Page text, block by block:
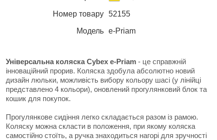
Номер товару 52155
Модель e-Priam
Універсальна коляска Cybex e-Priam - це справжній
інноваційний прорив. Коляска здобула абсолютно новий
дизайн люльки, можливість вибору кольору шасі (у лінійці
представлено 4 кольори), оновлений прогулянковий блок та
кошик для покупок.
Прогулянкове сидіння легко складається разом із рамою.
Коляску можна скласти в положення, при якому коляска
самостійно стоїть, а ручка знаходиться нагорі для зручності